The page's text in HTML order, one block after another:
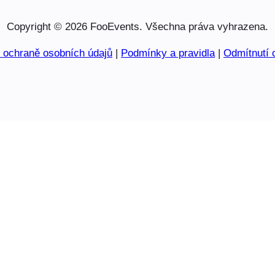
Copyright © 2026 FooEvents. Všechna práva vyhrazena.
osobních údajů | Podmínky a pravidla | Odmítnutí